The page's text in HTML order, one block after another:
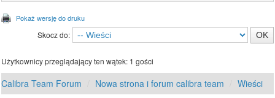
Pokaż wersję do druku
Skocz do:
Użytkownicy przeglądający ten wątek: 1 gości
Calibra Team Forum Nowa strona i forum calibra team Wieści